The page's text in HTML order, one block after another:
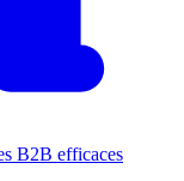
B2B efficaces